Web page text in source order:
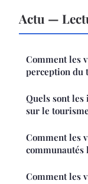
Actu —
Comment les
perception du
Quels sont les
sur le
Comment les
communautés
Comment les